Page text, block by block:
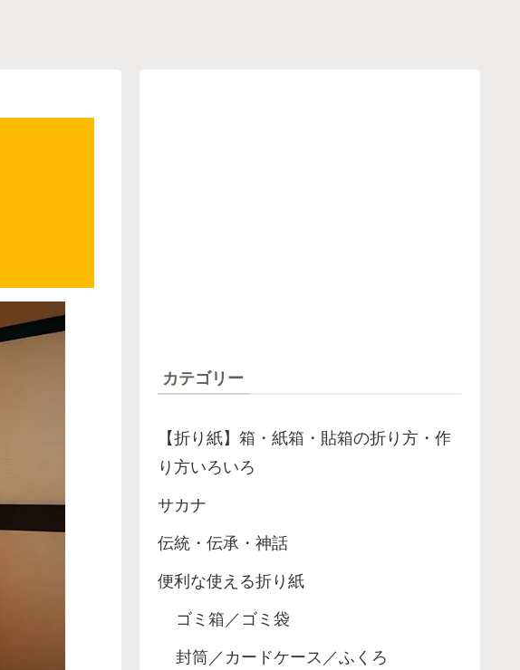
カテゴリー
【折り紙】箱・紙箱・貼箱の折り方・作
り方いろいろ
サカナ
伝統・伝承・神話
便利な使える折り紙
ゴミ箱／ゴミ袋
封筒／カードケース／ふくろ